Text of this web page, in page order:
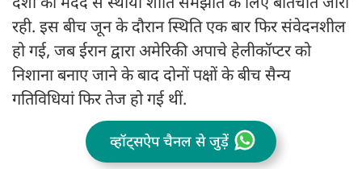
देशों की मदद से स्थायी शांति समझौते के लिए बातचीत जारी
रही. इस बीच जून के दौरान स्थिति एक बार फिर संवेदनशील
हो गई, जब ईरान द्वारा अमेरिकी अपाचे हेलीकॉप्टर को
निशाना बनाए जाने के बाद दोनों पक्षों के बीच सैन्य
गतिविधियां फिर तेज हो गई थीं.
व्हॉट्सऐप चैनल से जुड़ें